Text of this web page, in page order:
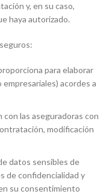
y, en su caso,
haya autorizado.
para elaborar
acordes a
las aseguradoras con
modificación
datos sensibles de
de confidencialidad y
su consentimiento